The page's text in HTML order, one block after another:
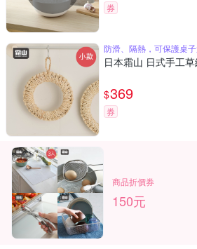
券
防滑、隔熱，可保護桌
日本霜山 日式手工
$369
券
商品折價券
150元